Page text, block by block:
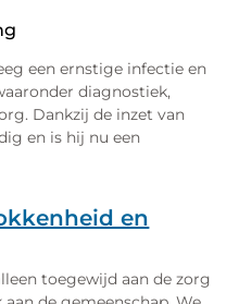
een ernstige infectie en
diagnostiek,
Dankzij de inzet van
en is hij nu een
en
toegewijd aan de zorg